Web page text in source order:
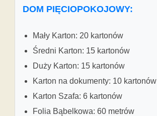
DOM PIĘCIOPOKOJOWY:
Mały Karton: 20 kartonów
Średni Karton: 15 kartonów
Duży Karton: 15 kartonów
Karton na dokumenty: 10 kartonów
Karton Szafa: 6 kartonów
Folia Bąbelkowa: 60 metrów